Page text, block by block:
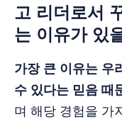
고 리더로서
는 이유가 있
가장 큰 이유는 우
수 있다는 믿음 때
며 해당 경험을 가